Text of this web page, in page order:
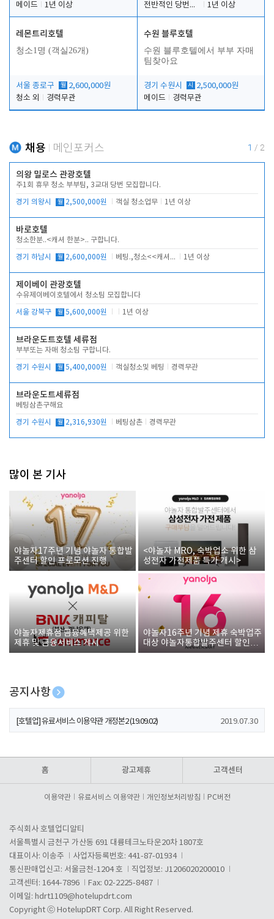
메이드
1년 이상
전반적인 당번업무
1년 이상
레몬트리호텔
청소1명 (객실26개)
서울 종로구 월 2,600,000원
청소 외
경력무관
수원 블루호텔
수원 블루호텔에서 부부 자매
팀찾아요
경기 수원시 시
2,500,000원
메이드
경력무관
채용 메인포커스 1 / 2
의왕 밀로스 관광호텔
주1회 휴무 청소 부부팀, 3교대 당번 모집합니다.
경기 의왕시 월 2,500,000원 객실 청소업무 1년 이상
바로호텔
청소한분..<캐셔 한분>.. 구합니다.
경기 하남시 월 2,600,000원 베팅.,청소<<캐셔 모셔봅니다. 1년 이상
제이베이 관광호텔
수유제이베이호텔에서 청소팀 모집합니다
서울 강북구 월 5,600,000원 1년 이상
브라운도트호텔 세류점
부부또는 자매 청소팀 구합니다.
경기 수원시 월 5,400,000원 객실청소및 베팅 경력무관
브라운도트세류점
베팅삼촌구해요
경기 수원시 월 2,316,930원 베팅삼촌 경력무관
많이 본 기사
야놀자17주년 기념 야놀자 통합발
주센터 할인 프로모션 진행
<야놀자 MRO, 숙박업소 위한 삼
성전자 가전제품 특가 개시>
야놀자제휴점 금융혜택제공 위한
제휴 및 금융서비스 게시
야놀자16주년 기념 제휴 숙박업주
대상 야놀자통합발주센터 할인쿠
폰 증정
공지사항
[호텔업] 개인정보 처리방침 개정본1 (19.09.02)
[호텔업] 유료서비스 이용약관 개정본2 (19.09.02) 2019.07.30
홈 광고제휴 고객센터
이용약관 유료서비스 이용약관 개인정보처리방침 PC버전
주식회사 호텔업디알티
서울특별시 금천구 가산동 691 대륭테크노타운20차 1807호
대표이사: 이송주
사업자등록번호: 441-87-01934
통신판매업신고: 서울금천-1204 호
직업정보: J1206020200010
고객센터: 1644-7896
Fax: 02-2225-8487
이메일: hdrt1109@hotelupdrt.com
Copyright ⓒ HotelupDRT Corp. All Right Reserved.